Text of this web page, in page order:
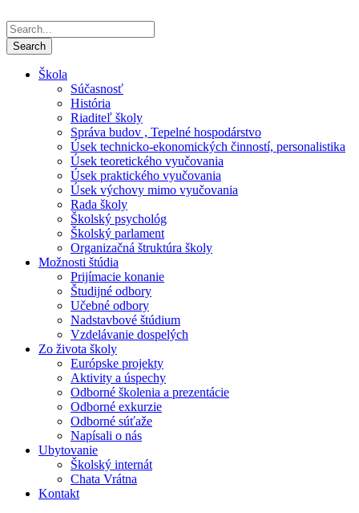
Škola
Súčasnosť
História
Riaditeľ školy
Správa budov , Tepelné hospodárstvo
Úsek technicko-ekonomických činností, personalistika
Úsek teoretického vyučovania
Úsek praktického vyučovania
Úsek výchovy mimo vyučovania
Rada školy
Školský psychológ
Školský parlament
Organizačná štruktúra školy
Možnosti štúdia
Prijímacie konanie
Študijné odbory
Učebné odbory
Nadstavbové štúdium
Vzdelávanie dospelých
Zo života školy
Európske projekty
Aktivity a úspechy
Odborné školenia a prezentácie
Odborné exkurzie
Odborné súťaže
Napísali o nás
Ubytovanie
Školský internát
Chata Vrátna
Kontakt